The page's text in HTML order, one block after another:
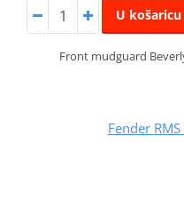
U košaricu
Front mudguard
Fender